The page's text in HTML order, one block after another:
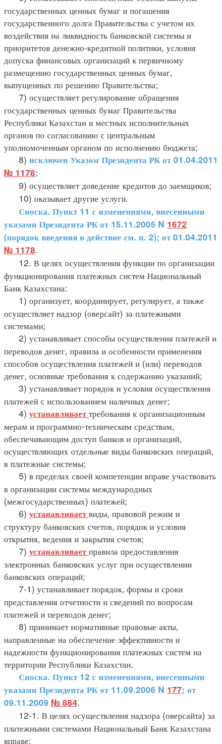
государственных ценных бумаг и погашения
государственного долга Правительства с учетом их
воздействия на ликвидность банковской системы и
приоритетов денежно-кредитной политики, условия
допуска финансовых организаций к первичному
размещению государственных ценных бумаг,
выпущенных по решению Правительства;
7) осуществляет регулирование обращения
государственных ценных бумаг Правительства
Республики Казахстан и местных исполнительных
органов по согласованию с центральным
уполномоченным органом по исполнению бюджета;
8) исключен Указом Президента РК от 01.04.2011
№ 1178;
9) осуществляет доведение кредитов до заемщиков;
10) оказывает другие услуги.
Сноска. Пункт 11 с изменениями, внесенными
указами Президента РК от 15.11.2005 N 1672
(порядок введения в действие см. п. 2); от 01.04.2011
№ 1178.
12. В целях осуществления функции по организации
функционирования платежных систем Национальный
Банк Казахстана:
1) организует, координирует, регулирует, а также
осуществляет надзор (оверсайт) за платежными
системами;
2) устанавливает способы осуществления платежей и
переводов денег, правила и особенности применения
способов осуществления платежей и (или) переводов
денег, основные требования к содержанию указаний;
3) устанавливает порядок и условия осуществления
платежей с использованием наличных денег;
4) устанавливаеттребования к организационным
мерам и программно-техническим средствам,
обеспечивающим доступ банков и организаций,
осуществляющих отдельные виды банковских операций,
в платежные системы;
5) в пределах своей компетенции вправе участвовать
в организации системы международных
(межгосударственных) платежей;
6) устанавливаетвиды, правовой режим и
структуру банковских счетов, порядок и условия
открытия, ведения и закрытия счетов;
7) устанавливаетправила предоставления
электронных банковских услуг при осуществлении
банковских операций;
7-1) устанавливает порядок, формы и сроки
представления отчетности и сведений по вопросам
платежей и переводов денег;
8) принимает нормативные правовые акты,
направленные на обеспечение эффективности и
надежности функционирования платежных систем на
территории Республики Казахстан.
Сноска. Пункт 12 с изменениями, внесенными
указами Президента РК от 11.09.2006 N 177; от
09.11.2009 № 884.
12-1. В целях осуществления надзора (оверсайта) за
платежными системами Национальный Банк Казахстана
вправе: